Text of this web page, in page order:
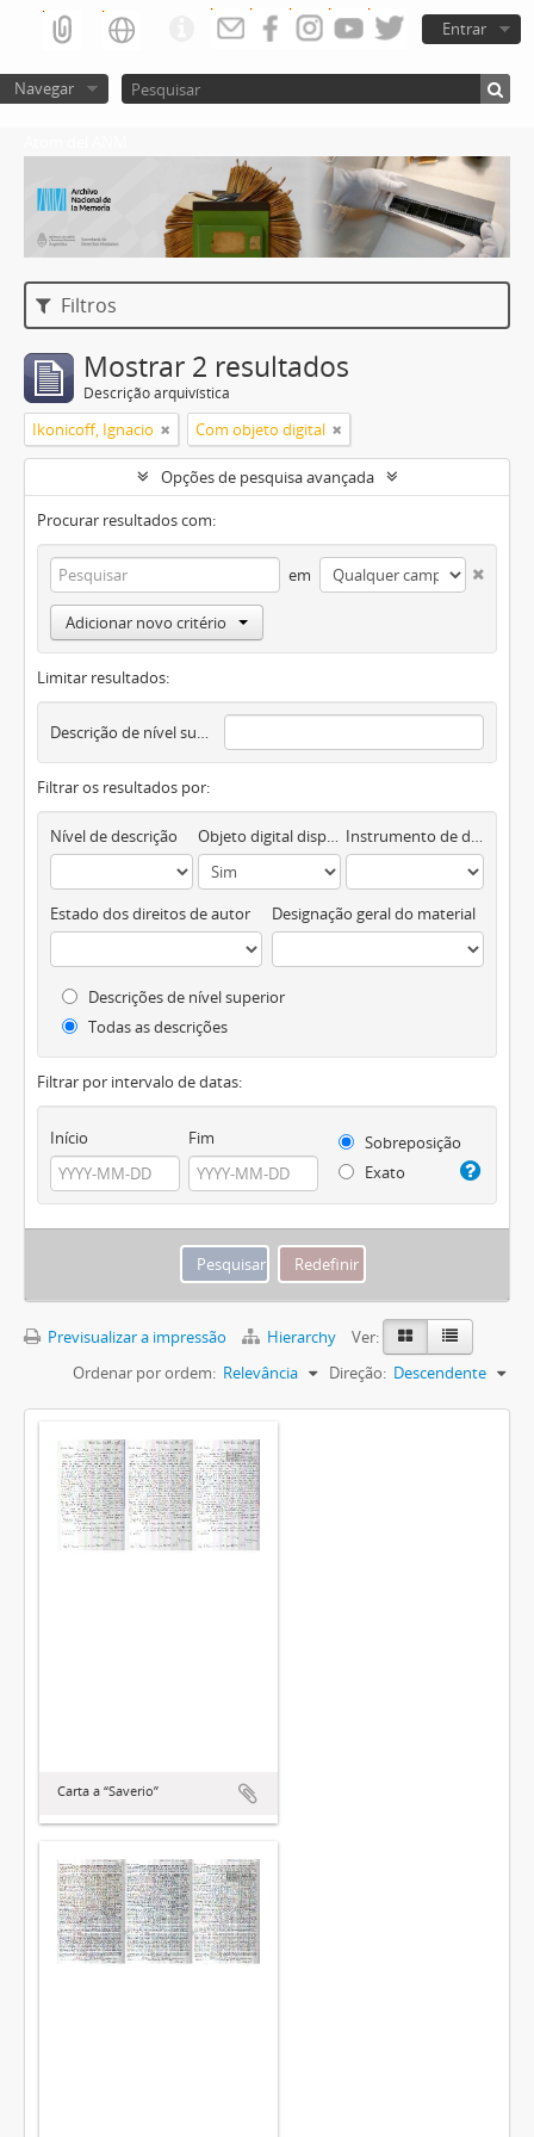
Entrar
Navegar
Filtros
Mostrar 2 resultados
Descrição arquivística
Ikonicoff, Ignacio Com objeto digital
Opções de pesquisa avançada
Procurar resultados com:
em
Adicionar novo critério
Limitar resultados:
Descrição de nível superior
Filtrar os resultados por:
Nível de descrição Objeto digital disponível Instrumento de descrição documental
Estado dos direitos de autor Designação geral do material
Descrições de nível superior
Todas as descrições
Filtrar por intervalo de datas:
Início Fim
Sobreposição
Exato
Previsualizar a impressão Hierarchy
Ver:
Ordenar por ordem: Relevância Direção: Descendente
Carta a “Saverio”